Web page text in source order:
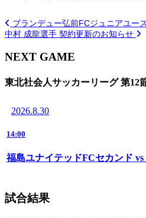
ブランデュー弘前FCジュニアユー
中村 成龍選手 契約更新のお知らせ
NEXT GAME
東北社会人サッカーリーグ 第12
2026.8.30
14:00
福島ユナイテッドFCセカンド
試合結果